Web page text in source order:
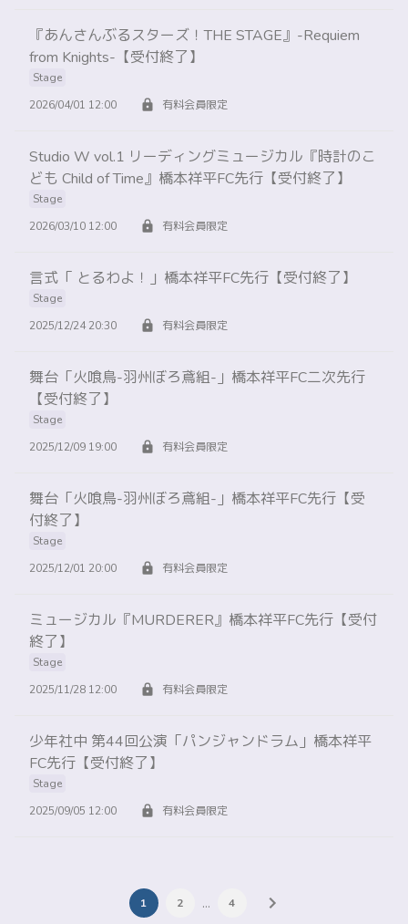
『あんさんぶるスターズ！THE STAGE』-Requiem
from Knights-【受付終了】
Stage
2026/04/01 12:00
有料会員限定
Studio W vol.1 リーディングミュージカル『時計のこ
ども Child of Time』橋本祥平FC先行【受付終了】
Stage
2026/03/10 12:00
有料会員限定
言式「 とるわよ！」橋本祥平FC先行【受付終了】
Stage
2025/12/24 20:30
有料会員限定
舞台「火喰鳥-羽州ぼろ鳶組-」橋本祥平FC二次先行
【受付終了】
Stage
2025/12/09 19:00
有料会員限定
舞台「火喰鳥-羽州ぼろ鳶組-」橋本祥平FC先行【受
付終了】
Stage
2025/12/01 20:00
有料会員限定
ミュージカル『MURDERER』橋本祥平FC先行【受付
終了】
Stage
2025/11/28 12:00
有料会員限定
少年社中 第44回公演「パンジャンドラム」橋本祥平
FC先行【受付終了】
Stage
2025/09/05 12:00
有料会員限定
1 2 … 4